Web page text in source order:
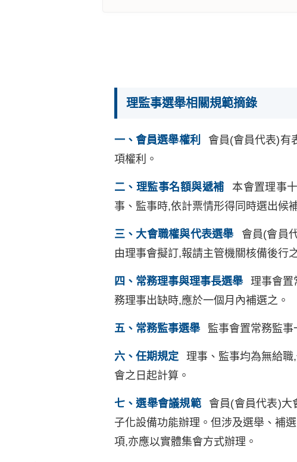
理監事選舉相關規範摘錄
一、會員選舉權利
會員(會員代表)有
項權利。
二、理監事名額與遞補
本會置理事
事、監事時,依計票情形得同時選出候
三、大會職權與代表選舉
會員(會員
由理事會擬訂,報請主管機關核備後行
四、常務理事與理事長選舉
理事會置
務理事出缺時,應於一個月內補選之。
五、常務監事選舉 監事會置常務監
六、任期規定
理事、監事均為無給
會之日起計算。
七、選舉會議規範
會員(會員代表)大
子化設備功能辦理。但涉及選舉、補
項,亦應以實體集會方式辦理。